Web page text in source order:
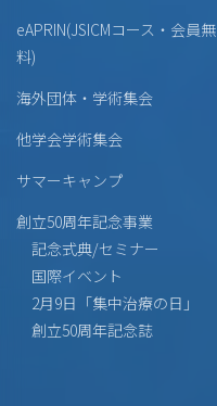
eAPRIN(JSICMコース・会員無
料)
海外団体・学術集会
他学会学術集会
サマーキャンプ
創立50周年記念事業
記念式典/セミナー
国際イベント
2月9日「集中治療の日」
創立50周年記念誌